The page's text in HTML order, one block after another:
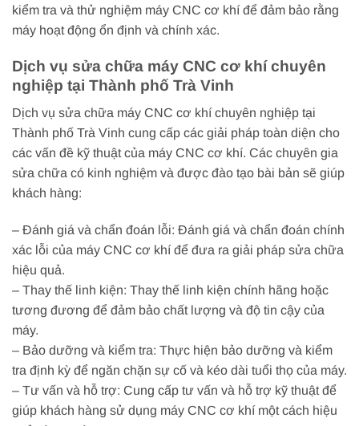
kiểm tra và thử nghiệm máy CNC cơ khí để đảm bảo rằng
máy hoạt động ổn định và chính xác.
Dịch vụ sửa chữa máy CNC cơ khí chuyên
nghiệp tại Thành phố Trà Vinh
Dịch vụ sửa chữa máy CNC cơ khí chuyên nghiệp tại
Thành phố Trà Vinh cung cấp các giải pháp toàn diện cho
các vấn đề kỹ thuật của máy CNC cơ khí. Các chuyên gia
sửa chữa có kinh nghiệm và được đào tạo bài bản sẽ giúp
khách hàng:
– Đánh giá và chẩn đoán lỗi: Đánh giá và chẩn đoán chính
xác lỗi của máy CNC cơ khí để đưa ra giải pháp sửa chữa
hiệu quả.
– Thay thế linh kiện: Thay thế linh kiện chính hãng hoặc
tương đương để đảm bảo chất lượng và độ tin cậy của
máy.
– Bảo dưỡng và kiểm tra: Thực hiện bảo dưỡng và kiểm
tra định kỳ để ngăn chặn sự cố và kéo dài tuổi thọ của máy.
– Tư vấn và hỗ trợ: Cung cấp tư vấn và hỗ trợ kỹ thuật để
giúp khách hàng sử dụng máy CNC cơ khí một cách hiệu